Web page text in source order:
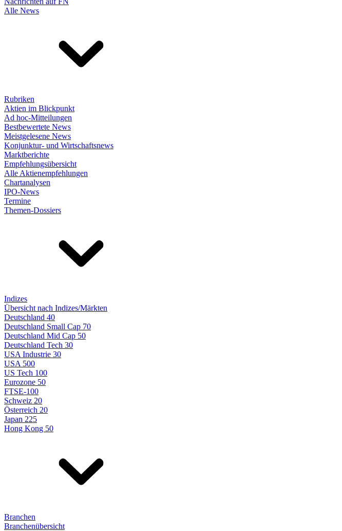
Alle News
Rubriken
Aktien im Blickpunkt
Ad hoc-Mitteilungen
Bestbewertete News
Meistgelesene News
Konjunktur- und Wirtschaftsnews
Marktberichte
Empfehlungsübersicht
Alle Aktienempfehlungen
Chartanalysen
IPO-News
Termine
Themen-Dossiers
Indizes
Übersicht nach Indizes/Märkten
Deutschland 40
Deutschland Small Cap 70
Deutschland Mid Cap 50
Deutschland Tech 30
USA Industrie 30
USA 500
US Tech 100
Eurozone 50
FTSE-100
Schweiz 20
Österreich 20
Japan 225
Hong Kong 50
Branchen
Branchenübersicht